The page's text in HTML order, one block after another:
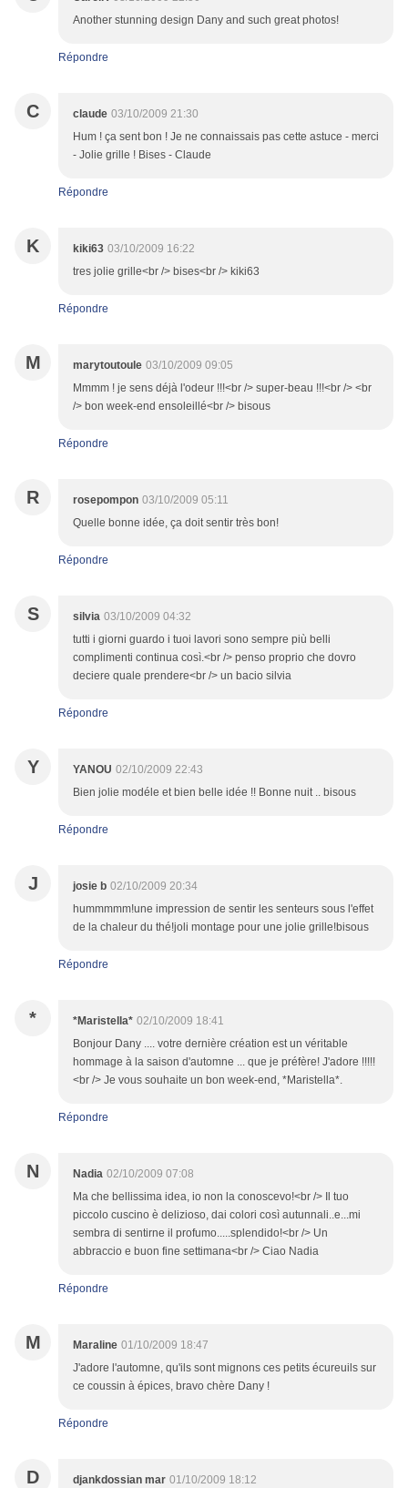
Another stunning design Dany and such great photos!
Répondre
C claude 03/10/2009 21:30
Hum ! ça sent bon ! Je ne connaissais pas cette astuce - merci
- Jolie grille ! Bises - Claude
Répondre
K kiki63 03/10/2009 16:22
tres jolie grille<br /> bises<br /> kiki63
Répondre
M marytoutoule 03/10/2009 09:05
Mmmm ! je sens déjà l'odeur !!!<br /> super-beau !!!<br /> <br
/> bon week-end ensoleillé<br /> bisous
Répondre
R rosepompon 03/10/2009 05:11
Quelle bonne idée, ça doit sentir très bon!
Répondre
S silvia 03/10/2009 04:32
tutti i giorni guardo i tuoi lavori sono sempre più belli
complimenti continua così.<br /> penso proprio che dovro
deciere quale prendere<br /> un bacio silvia
Répondre
Y YANOU 02/10/2009 22:43
Bien jolie modéle et bien belle idée !! Bonne nuit .. bisous
Répondre
J josie b 02/10/2009 20:34
hummmmm!une impression de sentir les senteurs sous l'effet
de la chaleur du thé!joli montage pour une jolie grille!bisous
Répondre
* *Maristella* 02/10/2009 18:41
Bonjour Dany .... votre dernière création est un véritable
hommage à la saison d'automne ... que je préfère! J'adore !!!!!
<br /> Je vous souhaite un bon week-end, *Maristella*.
Répondre
N Nadia 02/10/2009 07:08
Ma che bellissima idea, io non la conoscevo!<br /> Il tuo
piccolo cuscino è delizioso, dai colori così autunnali..e...mi
sembra di sentirne il profumo.....splendido!<br /> Un
abbraccio e buon fine settimana<br /> Ciao Nadia
Répondre
M Maraline 01/10/2009 18:47
J'adore l'automne, qu'ils sont mignons ces petits écureuils sur
ce coussin à épices, bravo chère Dany !
Répondre
D djankdossian mar 01/10/2009 18:12